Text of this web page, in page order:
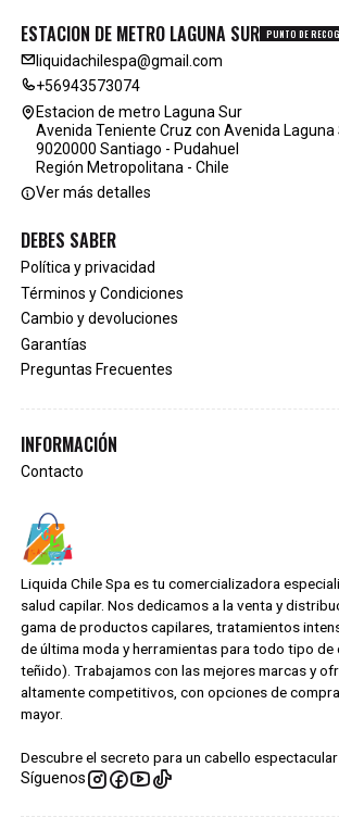
ESTACION DE METRO LAGUNA SUR PUNTO DE
liquidachilespa@gmail.com
+56943573074
Estacion de metro Laguna Sur
Avenida Teniente Cruz con Avenida Laguna
9020000 Santiago - Pudahuel
Región Metropolitana - Chile
Ver más detalles
DEBES SABER
Política y privacidad
Términos y Condiciones
Cambio y devoluciones
Garantías
Preguntas Frecuentes
INFORMACIÓN
Contacto
Liquida Chile Spa es tu comercializadora
salud capilar. Nos dedicamos a la venta y
gama de productos capilares, tratamientos
de última moda y herramientas para todo tipo de
teñido). Trabajamos con las mejores marcas y
altamente competitivos, con opciones de
mayor.
Descubre el secreto para un cabello
Síguenos